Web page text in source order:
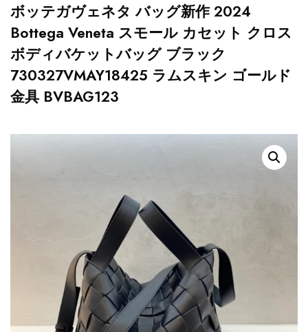
ボッテガヴェネタ バッグ新作 2024
Bottega Veneta スモール カセット クロス
ボディバケットバッグ ブラック
730327VMAY18425 ラムスキン ゴールド
金具 BVBAG123